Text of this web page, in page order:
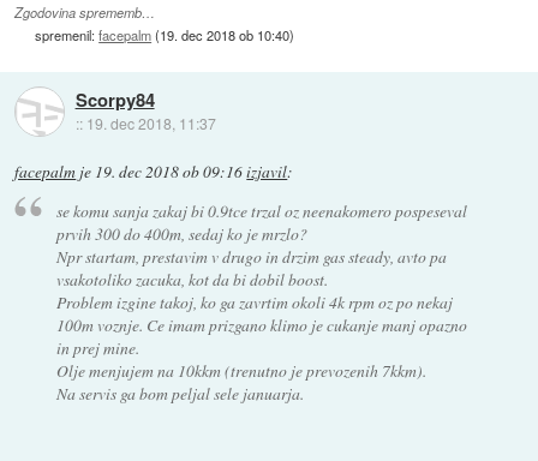
Zgodovina sprememb…
spremenil:facepalm(19. dec 2018 ob 10:40)
Scorpy84
:: 19. dec 2018, 11:37
facepalm je 19. dec 2018 ob 09:16izjavil:
se komu sanja zakaj bi 0.9tce trzal oz neenakomero pospeseval
prvih 300 do 400m, sedaj ko je mrzlo?
Npr startam, prestavim v drugo in drzim gas steady, avto pa
vsakotoliko zacuka, kot da bi dobil boost.
Problem izgine takoj, ko ga zavrtim okoli 4k rpm oz po nekaj
100m voznje. Ce imam prizgano klimo je cukanje manj opazno
in prej mine.
Olje menjujem na 10kkm (trenutno je prevozenih 7kkm).
Na servis ga bom peljal sele januarja.